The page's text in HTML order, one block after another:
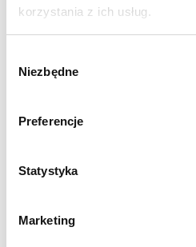
korzystania z ich usług.
zgody
Niezbędne
Preferencje
Statystyka
Marketing
SPECYFIKACJA:
Wymiar podstawy: 51x51x8
Pakowana pojedynczo